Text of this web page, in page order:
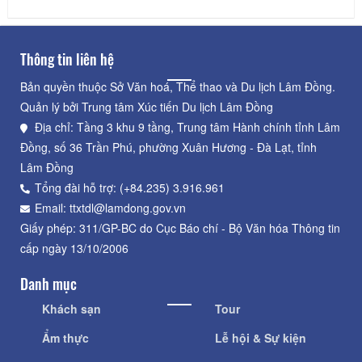
Thông tin liên hệ
Bản quyền thuộc Sở Văn hoá, Thể thao và Du lịch Lâm Đồng.
Quản lý bởi Trung tâm Xúc tiến Du lịch Lâm Đồng
Địa chỉ: Tầng 3 khu 9 tầng, Trung tâm Hành chính tỉnh Lâm
Đồng, số 36 Trần Phú, phường Xuân Hương - Đà Lạt, tỉnh
Lâm Đồng
Tổng đài hỗ trợ: (+84.235) 3.916.961
Email: ttxtdl@lamdong.gov.vn
Giấy phép: 311/GP-BC do Cục Báo chí - Bộ Văn hóa Thông tin
cấp ngày 13/10/2006
Danh mục
Khách sạn
Ẩm thực
Tour
Lễ hội & Sự kiện